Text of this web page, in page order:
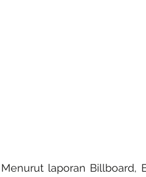
Menurut laporan Billboard,